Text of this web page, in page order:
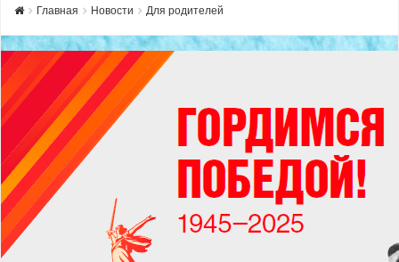
Главная Новости Для родителей